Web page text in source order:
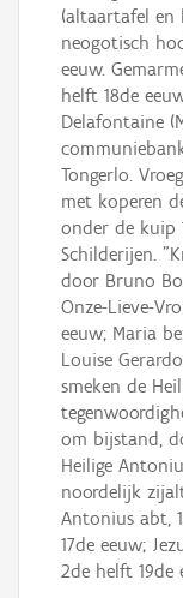
(altaartafel en
neogotisch
eeuw.
helft 18de
Delafontaine
Tongerlo.
met koperen
onder de kuip
Schilderijen.
door Bruno
Onze-Lieve-
eeuw; Maria
Louise
smeken de
om bijstand,
Heilige
noordelijk
Antonius abt,
17de eeuw;
2de helft 19de